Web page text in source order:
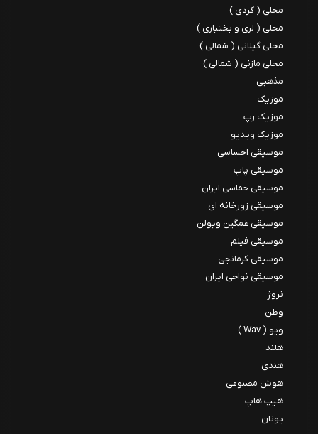
محلی ( کردی )
محلی ( لری و بختیاری )
محلی گیلانی ( شمالی )
محلی مازنی ( شمالی )
مذهبی
موزیک
موزیک رپ
موزیک ویدیو
موسیقی احساسی
موسیقی پاپ
موسیقی حماسی ایران
موسیقی زورخانه ای
موسیقی غمگین ویولن
موسیقی فیلم
موسیقی کرمانجی
موسیقی نواحی ایران
نروژ
وطن
ویو ( Wav )
هلند
هندی
هوش مصنوعی
هیپ هاپ
یونان